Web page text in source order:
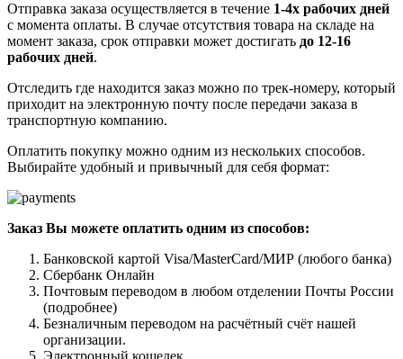
Отправка заказа осуществляется в течение 1-4х рабочих дней
с момента оплаты. В случае отсутствия товара на складе на
момент заказа, срок отправки может достигать до 12-16
рабочих дней.
Отследить где находится заказ можно по трек-номеру, который
приходит на электронную почту после передачи заказа в
транспортную компанию.
Оплатить покупку можно одним из нескольких способов.
Выбирайте удобный и привычный для себя формат:
Заказ Вы можете оплатить одним из способов:
Банковской картой Visa/MasterCard/МИР (любого банка)
Сбербанк Онлайн
Почтовым переводом в любом отделении Почты России
(подробнее)
Безналичным переводом на расчётный счёт нашей
организации.